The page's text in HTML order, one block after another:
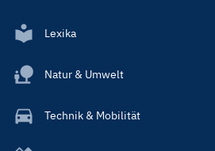
Lexika
Natur & Umwelt
Technik & Mobilität